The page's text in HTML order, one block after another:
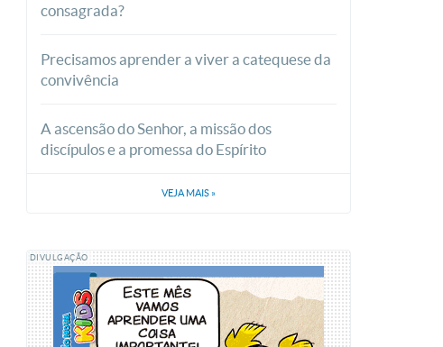
consagrada?
Precisamos aprender a viver a catequese da
convivência
A ascensão do Senhor, a missão dos
discípulos e a promessa do Espírito
VEJA MAIS »
DIVULGAÇÃO